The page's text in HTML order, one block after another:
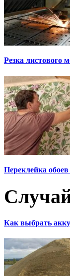
Резка листового
Переклейка
Как выбрать